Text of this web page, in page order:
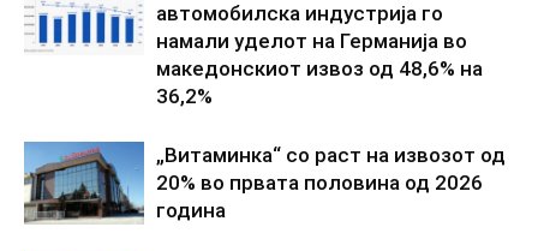
автомобилска индустрија го
намали уделот на Германија во
македонскиот извоз од 48,6% на
36,2%
„Витаминка“ со раст на извозот од
20% во првата половина од 2026
година